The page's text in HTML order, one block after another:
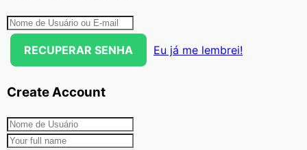
RECUPERAR SENHA Eu já me lembrei!
Create Account